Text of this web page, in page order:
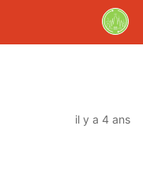
il y a 4 ans